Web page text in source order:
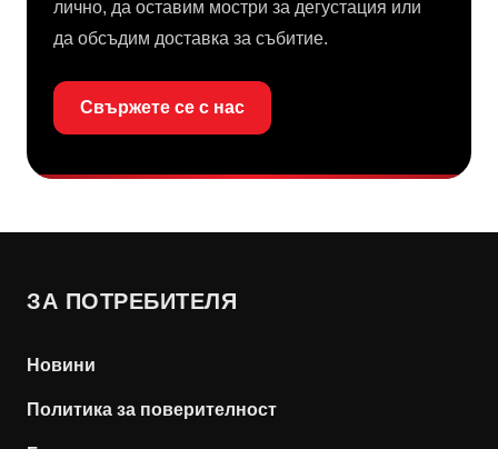
лично, да оставим мостри за дегустация или
да обсъдим доставка за събитие.
Свържете се с нас
ЗА ПОТРЕБИТЕЛЯ
Новини
Политика за поверителност